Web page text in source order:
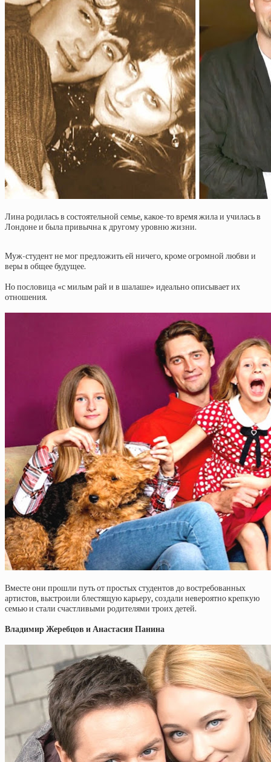
Лина родилась в состоятельной семье, какое-то время жила и училась в
Лондоне и была привычна к другому уровню жизни.
Муж-студент не мог предложить ей ничего, кроме огромной любви и
веры в общее будущее.
Но пословица «с милым рай и в шалаше» идеально описывает их
отношения.
Вместе они прошли путь от простых студентов до востребованных
артистов, выстроили блестящую карьеру, создали невероятно крепкую
семью и стали счастливыми родителями троих детей.
Владимир Жеребцов и Анастасия Панина